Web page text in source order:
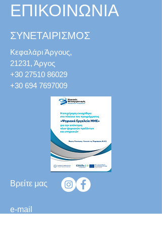
ΕΠΙΚΟΙΝΩΝΙΑ
ΣΥΝΕΤΑΙΡΙΣΜΟΣ
Κεφαλάρι Άργους,
21231, Άργος
+30 27510 86029
+30 694 7697009
Βρείτε μας
e-mail